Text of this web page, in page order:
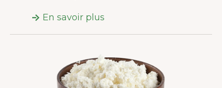
En savoir plus